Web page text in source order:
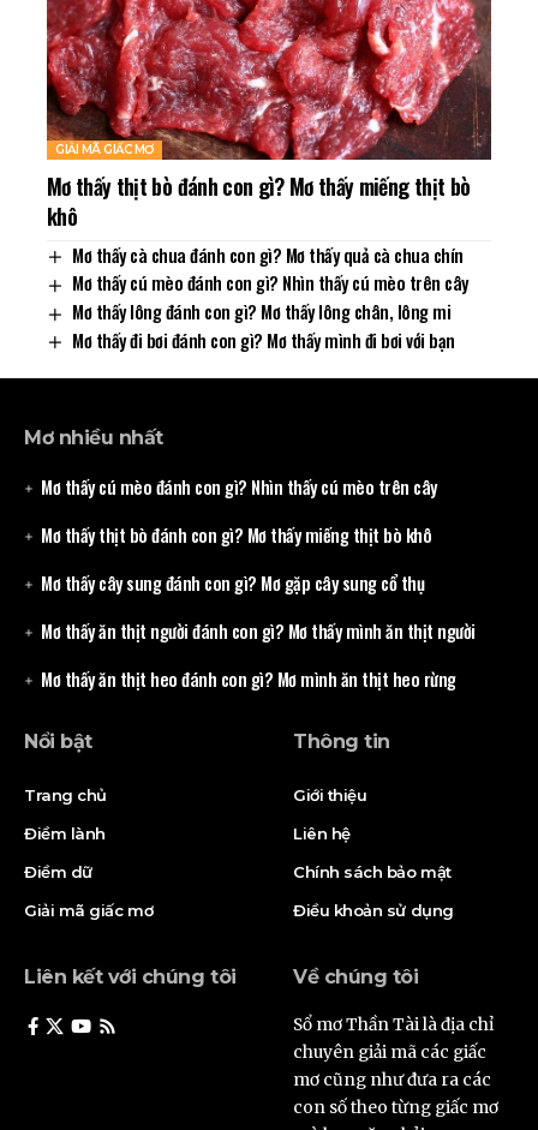
GIẢI MÃ GIẤC MƠ
Mơ thấy thịt bò đánh con gì? Mơ thấy miếng thịt bò
khô
Mơ thấy cà chua đánh con gì? Mơ thấy quả cà chua chín
Mơ thấy cú mèo đánh con gì? Nhìn thấy cú mèo trên cây
Mơ thấy lông đánh con gì? Mơ thấy lông chân, lông mi
Mơ thấy đi bơi đánh con gì? Mơ thấy mình đi bơi với bạn
Mơ nhiều nhất
Mơ thấy cú mèo đánh con gì? Nhìn thấy cú mèo trên cây
Mơ thấy thịt bò đánh con gì? Mơ thấy miếng thịt bò khô
Mơ thấy cây sung đánh con gì? Mơ gặp cây sung cổ thụ
Mơ thấy ăn thịt người đánh con gì? Mơ thấy mình ăn thịt người
Mơ thấy ăn thịt heo đánh con gì? Mơ mình ăn thịt heo rừng
Nổi bật
Trang chủ
Điềm lành
Điềm dữ
Giải mã giấc mơ
Thông tin
Giới thiệu
Liên hệ
Chính sách bảo mật
Điều khoản sử dụng
Liên kết với chúng tôi Về chúng tôi
Sổ mơ Thần Tài là địa chỉ
chuyên giải mã các giấc
mơ cũng như đưa ra các
con số theo từng giấc mơ